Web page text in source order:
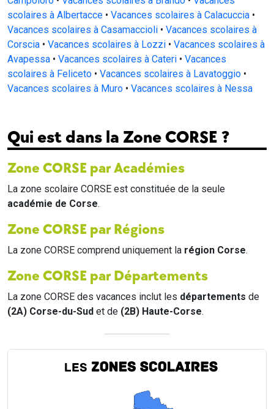
scolaires à Albertacce • Vacances scolaires à Calacuccia •
Vacances scolaires à Casamaccioli • Vacances scolaires à
Corscia • Vacances scolaires à Lozzi • Vacances scolaires à
Avapessa • Vacances scolaires à Cateri • Vacances
scolaires à Feliceto • Vacances scolaires à Lavatoggio •
Vacances scolaires à Muro • Vacances scolaires à Nessa
Qui est dans la Zone CORSE ?
Zone CORSE par Académies
La zone scolaire CORSE est constituée de la seule
académie de Corse.
Zone CORSE par Régions
La zone CORSE comprend uniquement la région Corse.
Zone CORSE par Départements
La zone CORSE des vacances inclut les départements de
(2A) Corse-du-Sud et de (2B) Haute-Corse.